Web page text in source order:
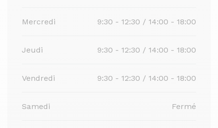
Mercredi 9:30 - 12:30 / 14:00 - 18:00
Jeudi 9:30 - 12:30 / 14:00 - 18:00
Vendredi 9:30 - 12:30 / 14:00 - 18:00
Samedi Fermé